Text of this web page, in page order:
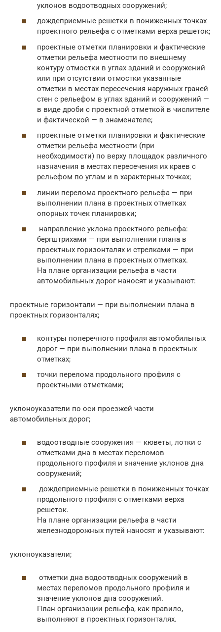
уклонов водоотводных сооружений;
дождеприемные решетки в пониженных точках
проектного рельефа с отметками верха решеток;
проектные отметки планировки и фактические
отметки рельефа местности по внешнему
контуру отмостки в углах зданий и сооружений
или при отсутствии отмостки указанные
отметки в местах пересечения наружных граней
стен с рельефом в углах зданий и сооружений —
в виде дроби с проектной отметкой в числителе
и фактической — в знаменателе;
проектные отметки планировки и фактические
отметки рельефа местности (при
необходимости) по верху площадок различного
назначения в местах пересечения их краев с
рельефом по углам и в характерных точках;
линии перелома проектного рельефа — при
выполнении плана в проектных отметках
опорных точек планировки;
направление уклона проектного рельефа:
бергштрихами — при выполнении плана в
проектных горизонталях и стрелками — при
выполнении плана в проектных отметках.
На плане организации рельефа в части
автомобильных дорог наносят и указывают:
проектные горизонтали — при выполнении плана в
проектных горизонталях;
контуры поперечного профиля автомобильных
дорог — при выполнении плана в проектных
отметках;
точки перелома продольного профиля с
проектными отметками;
уклоноуказатели по оси проезжей части
автомобильных дорог;
водоотводные сооружения — кюветы, лотки с
отметками дна в местах переломов
продольного профиля и значение уклонов дна
сооружений;
дождеприемные решетки в пониженных точках
продольного профиля с отметками верха
решеток.
На плане организации рельефа в части
железнодорожных путей наносят и указывают:
уклоноуказатели;
отметки дна водоотводных сооружений в
местах переломов продольного профиля и
значение уклонов дна сооружений.
План организации рельефа, как правило,
выполняют в проектных горизонталях.